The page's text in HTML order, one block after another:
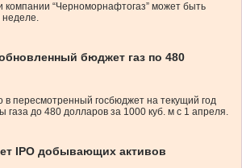
компании “Черноморнафтогаз” может быть
бюджет газ по 480
в пересмотренный госбюджет на текущий год
до 480 долларов за 1000 куб. м с 1 апреля.
IPO добывающих активов